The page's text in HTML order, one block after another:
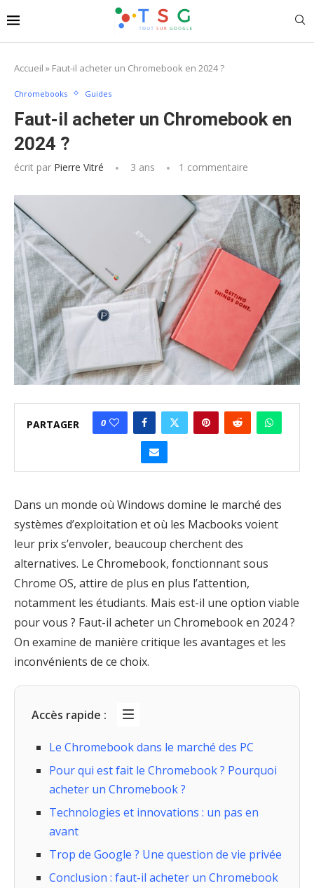
Accueil » Faut-il acheter un Chromebook en 2024 ?
Chromebooks Guides
Faut-il acheter un Chromebook en
2024 ?
écrit par Pierre Vitré 3 ans 1 commentaire
PARTAGER 0
Dans un monde où Windows domine le marché des
systèmes d’exploitation et où les Macbooks voient
leur prix s’envoler, beaucoup cherchent des
alternatives. Le Chromebook, fonctionnant sous
Chrome OS, attire de plus en plus l’attention,
notamment les étudiants. Mais est-il une option viable
pour vous ? Faut-il acheter un Chromebook en 2024 ?
On examine de manière critique les avantages et les
inconvénients de ce choix.
Accès rapide :
Le Chromebook dans le marché des PC
Pour qui est fait le Chromebook ? Pourquoi
acheter un Chromebook ?
Technologies et innovations : un pas en
avant
Trop de Google ? Une question de vie privée
Conclusion : faut-il acheter un Chromebook